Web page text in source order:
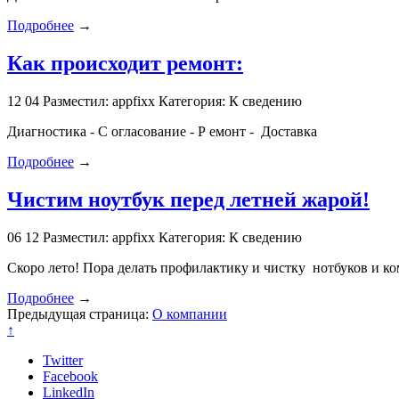
Подробнее →
Как происходит ремонт:
12 04 Разместил: appfixx Категория: К сведению
Диагностика - С огласование - Р емонт - Доставка
Подробнее →
Чистим ноутбук перед летней жарой!
06 12 Разместил: appfixx Категория: К сведению
Скоро лето! Пора делать профилактику и чистку нотбуков и
Подробнее →
Предыдущая страница: О компании
↑
Twitter
Facebook
LinkedIn